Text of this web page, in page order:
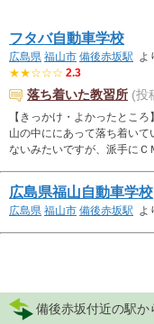
フタバ自動車学校
広島県 福山市 備後赤坂駅 よ
★★☆☆☆ 2.3
落ち着いた教習所 (投
【きっかけ・よかったとこ
山の中ににあって落ち着い
ないみたいですが、派手にＣ
広島県福山自動車学校
広島県 福山市 備後赤坂駅 よ
備後赤坂付近の駅か